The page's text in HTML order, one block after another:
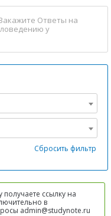
Ответы на
у
Сбросить фильтр
ссылку на
в
admin@studynote.ru